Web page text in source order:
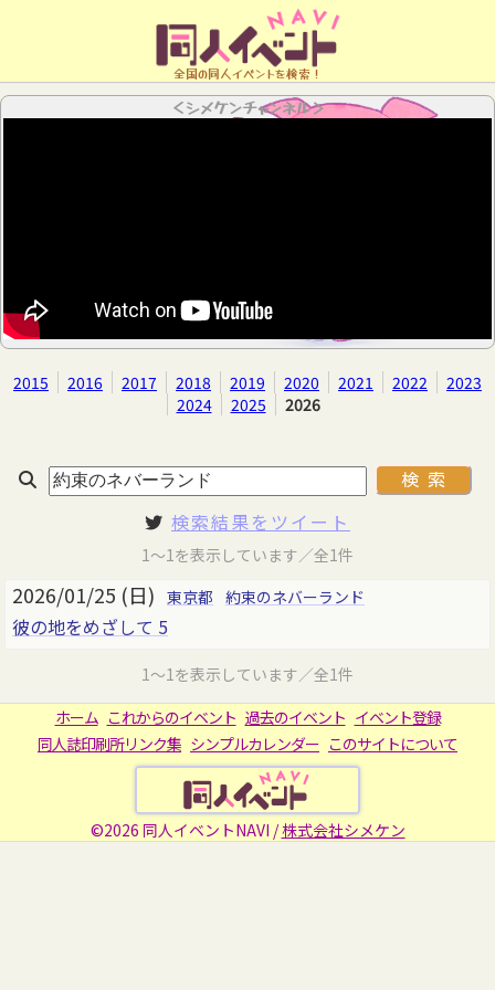
全国の同人イベントを検索！
＜シメケンチャンネル＞
2015 2016 2017 2018 2019 2020 2021 2022
2023
2024
2025 2026
検索結果をツイート
1～1を表示しています／全1件
2026/01/25 (日) 東京都 約束のネバーランド
彼の地をめざして 5
1～1を表示しています／全1件
ホーム これからのイベント 過去のイベント イベント登録
同人誌印刷所リンク集 シンプルカレンダー このサイトについて
©2026 同人イベントNAVI /株式会社シメケン